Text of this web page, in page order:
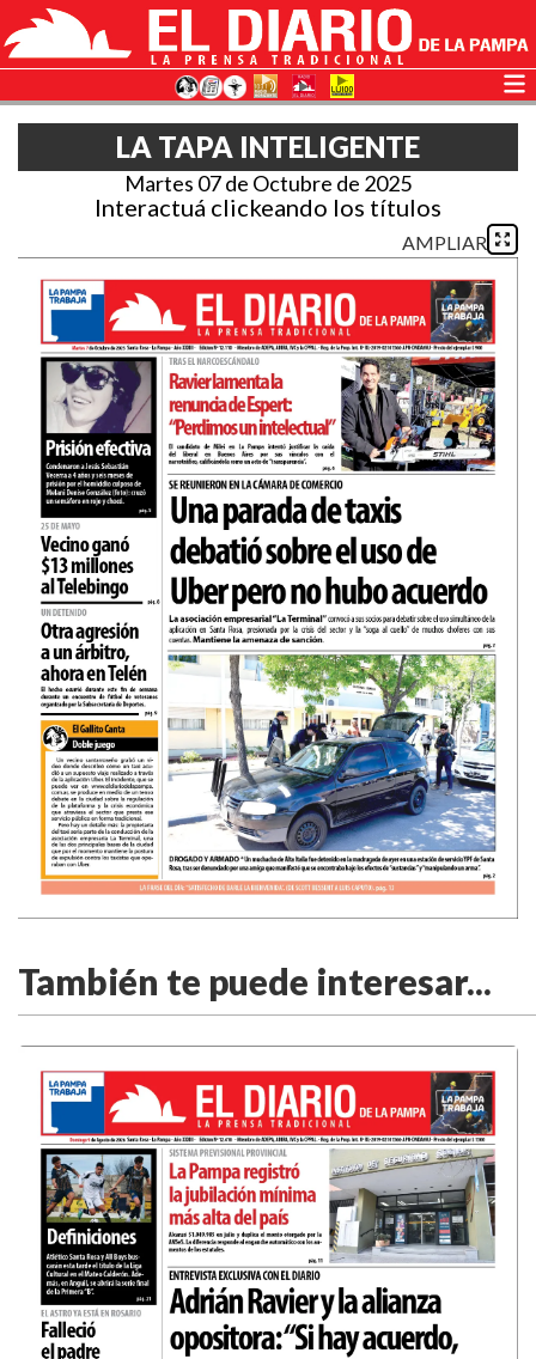
LA TAPA INTELIGENTE
Martes 07 de Octubre de 2025
Interactuá clickeando los títulos
AMPLIAR
También te puede interesar...